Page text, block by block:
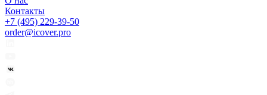
Контакты
+7 (495) 229-39-50
order@icover.pro